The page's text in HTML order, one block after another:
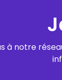
à notre